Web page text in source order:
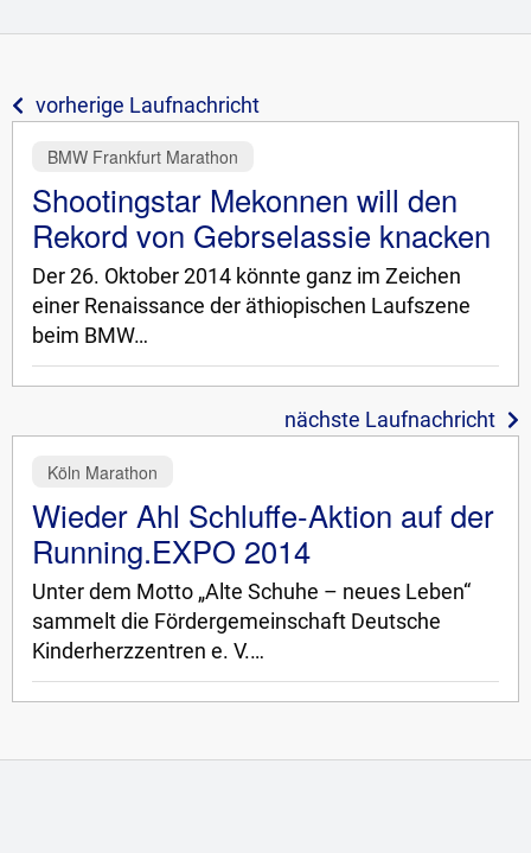
vorherige Laufnachricht
BMW Frankfurt Marathon
Shootingstar Mekonnen will den
Rekord von Gebrselassie knacken
Der 26. Oktober 2014 könnte ganz im Zeichen
einer Renaissance der äthiopischen Laufszene
beim BMW…
nächste Laufnachricht
Köln Marathon
Wieder Ahl Schluffe-Aktion auf der
Running.EXPO 2014
Unter dem Motto „Alte Schuhe – neues Leben“
sammelt die Fördergemeinschaft Deutsche
Kinderherzzentren e. V.…